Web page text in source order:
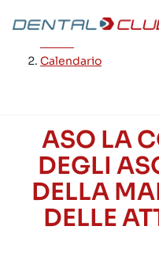
contenuto
Calendario
ASO LA
DEGLI
DELLA
DELLE